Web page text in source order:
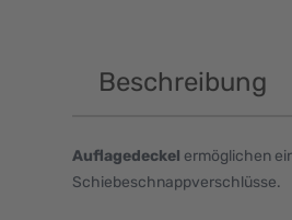
Beschreibung
Auflagedeckel ermöglichen
Schiebeschnappverschlüsse.